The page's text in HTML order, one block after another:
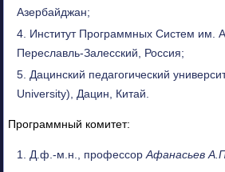
Азербайджан;
Институт Программных Систем им.
Переславль-Залесский, Россия;
Дацинский педагогический
University), Дацин, Китай.
Программный комитет:
Д.ф.-м.н., профессорАфанасьев